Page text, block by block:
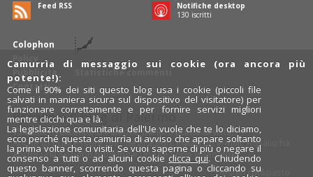
Colophon
Policy
Pubblicità
Contatti
Statistiche commenti
Feed RSS
Notifiche desktop
130 iscritti
Rosalio è il blog di Palermo
754 autoriraccontano Palermo dal loro punto di vista.
Anche tu puoi essere uno degli autori: inviaci un'e-mail. Rosalio ha
anche una sezionefotobloge una sezionevideoblog.
Designcut&paste
Camurrìa di messaggio sui cookie (ora ancora più
potente!):
Come il 90% dei siti questo blog usa i cookie (piccoli file
salvati in maniera sicura sul dispositivo del visitatore) per
funzionare correttamente e per fornire servizi migliori
mentre clicchi qua e là.
La legislazione comunitaria dell'Ue vuole che te lo diciamo,
ecco perché questa camurrìa di avviso che appare soltanto
la prima volta che ci visiti. Se vuoi saperne di più o negare il
consenso a tutti o ad alcuni cookie clicca qui. Chiudendo
questo banner, scorrendo questa pagina o cliccando su